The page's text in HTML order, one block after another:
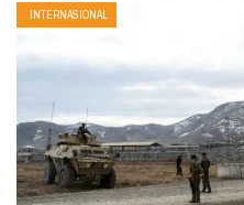
INTERNASIONAL